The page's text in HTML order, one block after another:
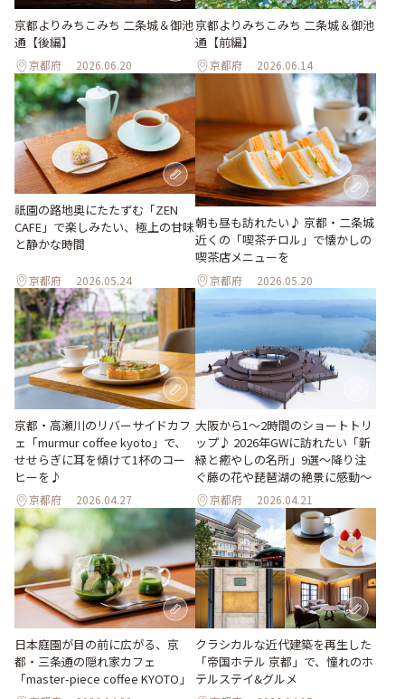
京都よりみちこみち 二条城＆御池
通【後編】
京都府 2026.06.20
京都よりみちこみち 二条城＆御池
通【前編】
京都府 2026.06.14
祇園の路地奥にたたずむ「ZEN
CAFE」で楽しみたい、極上の甘味
と静かな時間
京都府 2026.05.24
朝も昼も訪れたい♪ 京都・二条城
近くの「喫茶チロル」で懐かしの
喫茶店メニューを
京都府 2026.05.20
京都・高瀬川のリバーサイドカフ
ェ「murmur coffee kyoto」で、
せせらぎに耳を傾けて1杯のコー
ヒーを♪
京都府 2026.04.27
大阪から1〜2時間のショートトリ
ップ♪ 2026年GWに訪れたい「新
緑と癒やしの名所」9選～降り注
ぐ藤の花や琵琶湖の絶景に感動～
京都府 2026.04.21
日本庭園が目の前に広がる、京
都・三条通の隠れ家カフェ
「master-piece coffee KYOTO」
クラシカルな近代建築を再生した
「帝国ホテル 京都」で、憧れのホ
テルステイ&グルメ